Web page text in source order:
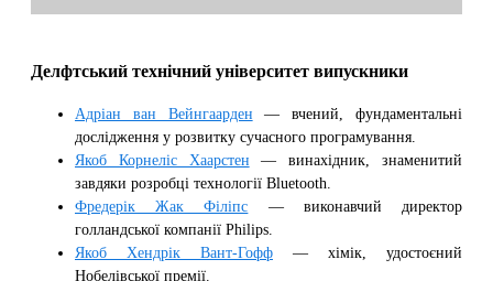
Делфтський технічний університет випускники
Адріан ван Вейнгаарден — вчений, фундаментальні
дослідження у розвитку сучасного програмування.
Якоб Корнеліс Хаарстен — винахідник, знаменитий
завдяки розробці технології Bluetooth.
Фредерік Жак Філіпс — виконавчий директор
голландської компанії Philips.
Якоб Хендрік Вант-Гофф — хімік, удостоєний
Нобелівської премії.